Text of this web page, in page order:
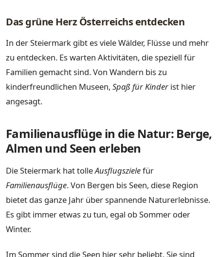
Das grüne Herz Österreichs entdecken
In der Steiermark gibt es viele Wälder, Flüsse und mehr
zu entdecken. Es warten Aktivitäten, die speziell für
Familien gemacht sind. Von Wandern bis zu
kinderfreundlichen Museen, Spaß für Kinder ist hier
angesagt.
Familienausflüge in die Natur: Berge,
Almen und Seen erleben
Die Steiermark hat tolleAusflugszielefür
Familienausflüge. Von Bergen bis Seen, diese Region
bietet das ganze Jahr über spannende Naturerlebnisse.
Es gibt immer etwas zu tun, egal ob Sommer oder
Winter.
Im Sommer sind die Seen hier sehr beliebt. Sie sind